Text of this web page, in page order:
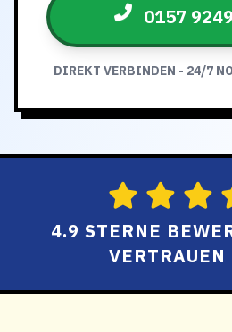
0157
DIREKT VERBINDEN - 24/7
4.9 STERNE
VERTRAUEN